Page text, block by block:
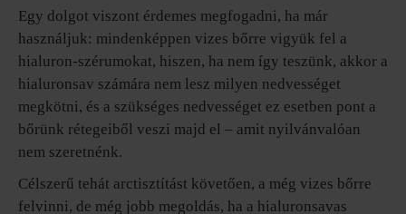
Egy dolgot viszont érdemes megfogadni, ha már
használjuk: mindenképpen vizes bőrre vigyük fel a
hialuron-szérumokat, hiszen, ha nem így teszünk, akkor a
hialuronsav számára nem lesz milyen nedvességet
megkötni, és a szükséges nedvességet ez esetben pont a
bőrünk rétegeiből veszi majd el – amit nyilvánvalóan
nem szeretnénk.
Célszerű tehát arctisztítást követően, a még vizes bőrre
felvinni, de még jobb megoldás, ha a hialuronsavas